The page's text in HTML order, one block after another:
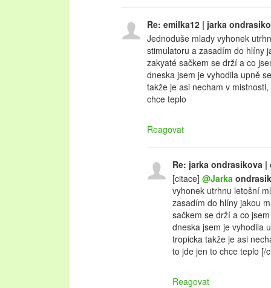
Re: emilka12 | jarka
Jednoduše mlady vyhonek
stimulatoru a zasadím do hlíny
zakyaté sačkem se drží a co
dneska jsem je vyhodila upně
takže je asi necham v
chce teplo
Reagovat
Re: jarka ondrasikova
[citace] @Jarka
vyhonek utrhnu letošní
zasadím do hlíny jakou
sačkem se drží a co
dneska jsem je vyhodila
tropicka takže je asi
to jde jen to chce teplo [/
Reagovat